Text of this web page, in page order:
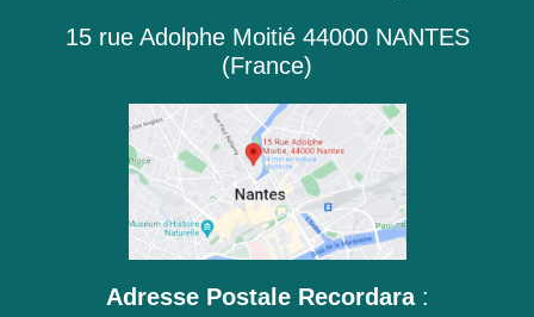
15 rue Adolphe Moitié 44000 NANTES
(France)
Adresse Postale Recordara: